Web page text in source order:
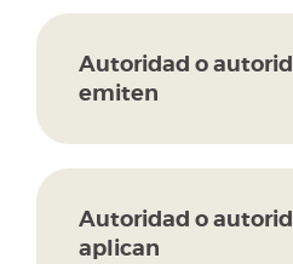
Autoridad o
emiten
Autoridad o
aplican